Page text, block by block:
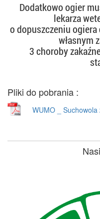
Dodatkowo ogier
lekarza
o dopuszczeniu
własnym
3 choroby
Pliki do pobrania :
WUMO _ Suchowola